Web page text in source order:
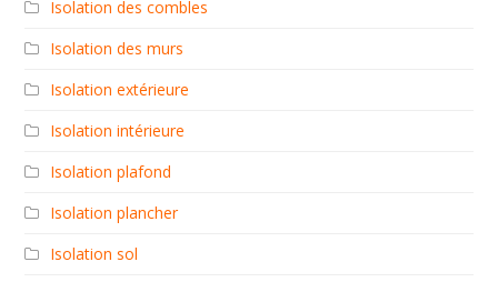
Isolation des combles
Isolation des murs
Isolation extérieure
Isolation intérieure
Isolation plafond
Isolation plancher
Isolation sol